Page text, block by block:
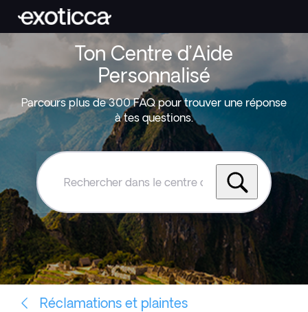
Ton Centre d’Aide
Personnalisé
Parcours plus de 300 FAQ pour trouver une réponse
à tes questions.
Rechercher
le
centre
d'aide
Exoticca
Réclamations et plaintes